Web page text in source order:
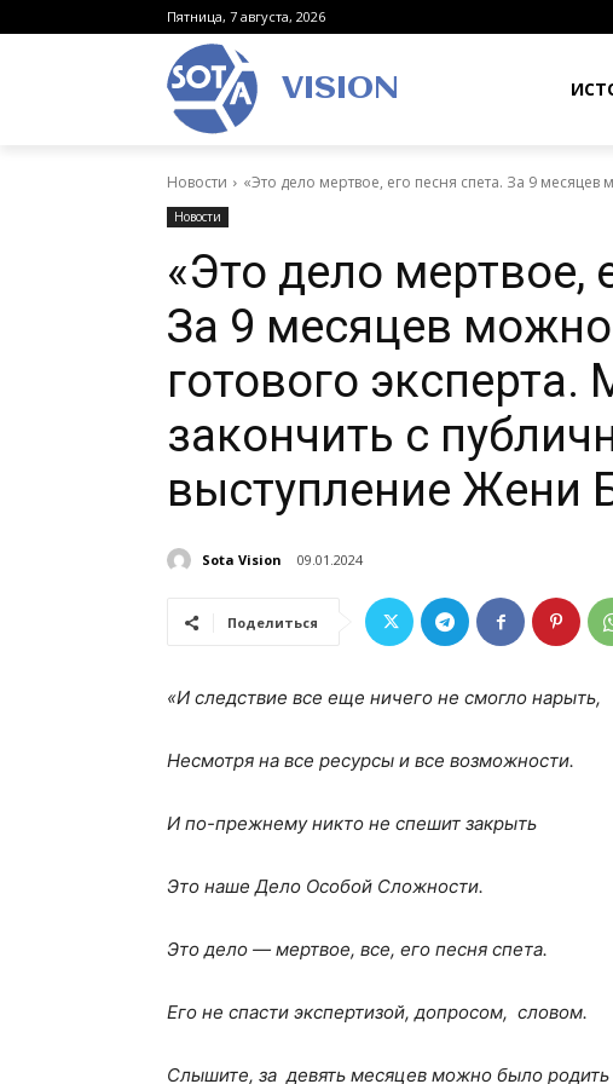
Пятница, 7 августа, 2026
VISION
Новости «Это дело мертвое, его песня спета. За 9
Новости
«Это дело мертвое,
За 9 месяцев
готового
закончить с
выступление Жени
Sota Vision 09.01.2024
Поделиться
«И следствие все еще ничего не смогло нарыть,
Несмотря на все ресурсы и все возможности.
И по-прежнему никто не спешит закрыть
Это наше Дело Особой Сложности.
Это дело — мертвое, все, его песня спета.
Его не спасти экспертизой, допросом, словом.
Слышите, за девять месяцев можно было родить